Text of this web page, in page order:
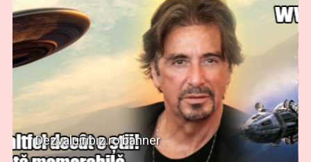
Dezvaluiribiz.ro banner